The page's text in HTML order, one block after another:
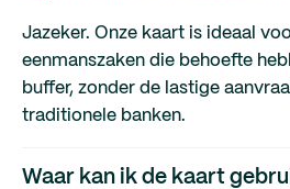
Jazeker. Onze kaart is ideaal
eenmanszaken die behoefte
buffer, zonder de lastige
traditionele banken.
Waar kan ik de kaart